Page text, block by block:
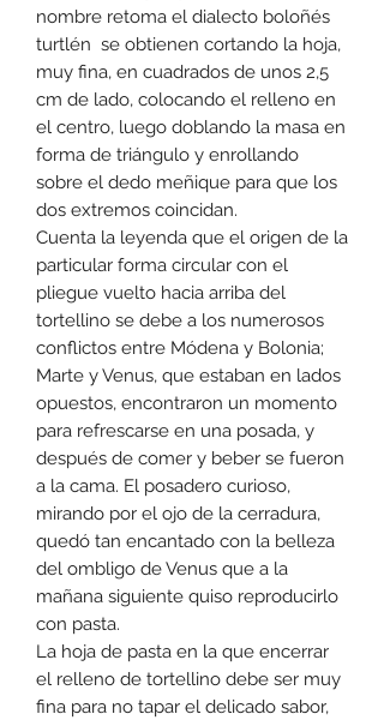
nombre retoma el dialecto boloñés
turtlén se obtienen cortando la hoja,
muy fina, en cuadrados de unos 2,5
cm de lado, colocando el relleno en
el centro, luego doblando la masa en
forma de triángulo y enrollando
sobre el dedo meñique para que los
dos extremos coincidan.
Cuenta la leyenda que el origen de la
particular forma circular con el
pliegue vuelto hacia arriba del
tortellino se debe a los numerosos
conflictos entre Módena y Bolonia;
Marte y Venus, que estaban en lados
opuestos, encontraron un momento
para refrescarse en una posada, y
después de comer y beber se fueron
a la cama. El posadero curioso,
mirando por el ojo de la cerradura,
quedó tan encantado con la belleza
del ombligo de Venus que a la
mañana siguiente quiso reproducirlo
con pasta.
La hoja de pasta en la que encerrar
el relleno de tortellino debe ser muy
fina para no tapar el delicado sabor,